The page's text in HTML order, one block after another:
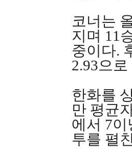
코너는
지며 11
중이다.
2.93으
한화를
만 평균
에서 7
투를 펼